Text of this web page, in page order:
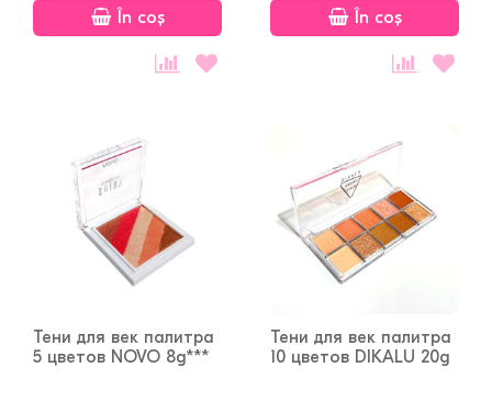
În coș În coș
Тени для век палитра
5 цветов NOVO 8g***
Тени для век палитра
10 цветов DIKALU 20g